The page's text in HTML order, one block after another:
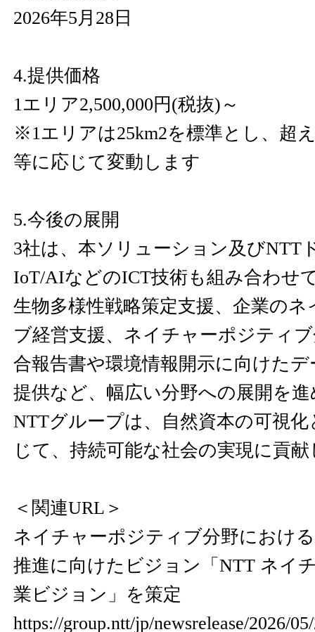
2026年5月28日
4.提供価格
1エリア2,500,000円(税抜)～
※1エリアは25km2を標準とし、超
等に応じて変動します
5.今後の展開
3社は、本ソリューション及びNTT
IoT/AIなどのICT技術も組み合わせ
生物多様性戦略策定支援、企業の
ブ経営支援、ネイチャーポジティ
合報告書や環境情報開示に向けた
提供など、幅広い分野への展開を
NTTグループは、自然資本の可視
じて、持続可能な社会の実現に貢
＜関連URL＞
ネイチャーポジティブ分野におけ
推進に向けたビジョン「NTT ネイ
業ビジョン」を策定
https://group.ntt/jp/newsrelease/2026/